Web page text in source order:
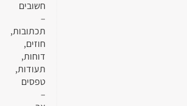
חשובים
–
תכתובות,
חוזים,
דוחות,
תעודות,
טפסים
–